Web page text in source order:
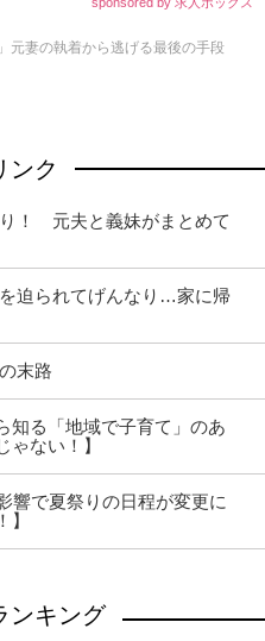
元妻の執着から逃げる最後の手段
ンク
！ 元夫と義妹がまとめて
迫られてげんなり…家に帰
末路
知る「地域で子育て」のあ
ゃない！】
響で夏祭りの日程が変更に
ンキング